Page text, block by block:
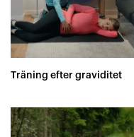
Träning efter graviditet